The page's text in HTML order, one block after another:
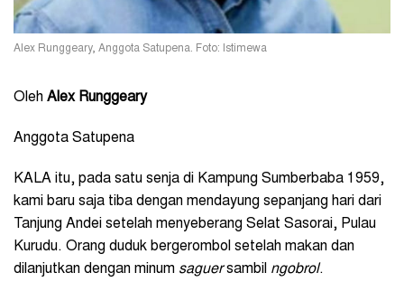
Alex Runggeary, Anggota Satupena. Foto: Istimewa
Oleh Alex Runggeary
Anggota Satupena
KALA itu, pada satu senja di Kampung Sumberbaba 1959,
kami baru saja tiba dengan mendayung sepanjang hari dari
Tanjung Andei setelah menyeberang Selat Sasorai, Pulau
Kurudu. Orang duduk bergerombol setelah makan dan
dilanjutkan dengan minum saguersambil ngobrol.